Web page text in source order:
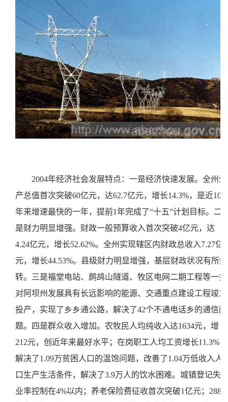
2004年经济社会发展特点：一是经济快速发展。全州生
产总值首次突破60亿元，达62.7亿元，增长14.3%，是近10
年来增速最快的一年，提前1年完成了“十五”计划目标。二
是财力明显增强。财政一般预算收入首次突破4亿元，达
4.24亿元，增长52.62%。全州实现辖区内财政总收入7.27亿
元，增长44.53%。县级财力明显增强，基层财政状况有所好
转。三是福堂电站、鹧鸪山隧道、牧区电网二期工程等一批
对阿坝州发展具有长远影响的能源、交通重点建设工程竣工
投产，实现了乡乡通公路，解决了42个不通电话乡的通信问
题。四是群众收入增加。农牧民人均纯收入达1634元，增
212元，创近年来最好水平；在岗职工人均工资增长11.3%；
解决了1.09万贫困人口的温饱问题，改善了1.04万低收入人
口生产生活条件，解决了3.9万人的饮水困难。城镇登记失
业率控制在4%以内；养老保险费征收首次突破1亿元；2882